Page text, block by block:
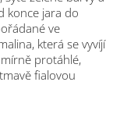
konce jara do
ve
která se vyvíjí
protáhlé,
fialovou